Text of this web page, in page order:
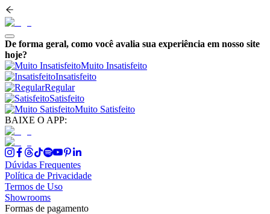
De forma geral, como você avalia sua experiência em nosso site
hoje?
Muito Insatisfeito
Insatisfeito
Regular
Satisfeito
Muito Satisfeito
BAIXE O APP:
Dúvidas Frequentes
Política de Privacidade
Termos de Uso
Showrooms
Formas de pagamento